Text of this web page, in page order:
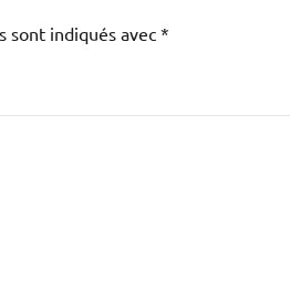
sont indiqués avec *